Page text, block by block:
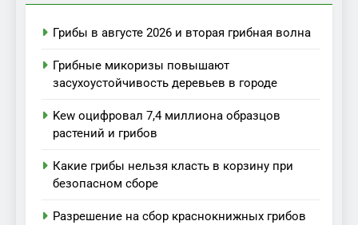
Грибы в августе 2026 и вторая грибная волна
Грибные микоризы повышают
засухоустойчивость деревьев в городе
Kew оцифровал 7,4 миллиона образцов
растений и грибов
Какие грибы нельзя класть в корзину при
безопасном сборе
Разрешение на сбор краснокнижных грибов